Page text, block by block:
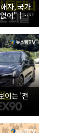
자, 국가
어"｜
이는 '전